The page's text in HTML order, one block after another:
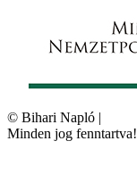
© Bihari Napló |
Minden jog fenntartva!